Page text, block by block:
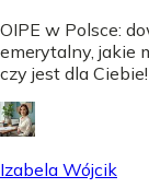
OIPE w Polsce:
emerytalny, jakie
czy jest dla Ciebie!
Izabela Wójcik